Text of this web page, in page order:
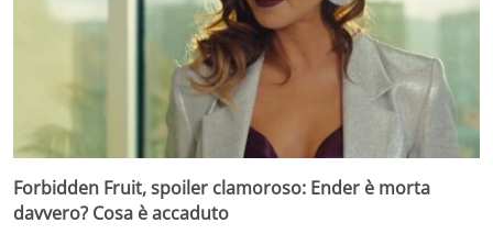
Forbidden Fruit, spoiler clamoroso: Ender è morta
davvero? Cosa è accaduto